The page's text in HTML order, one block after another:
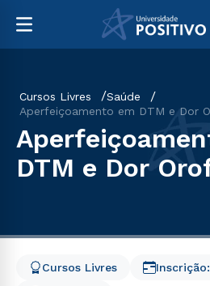
Cursos Livres
Saúde
Aperfeiçoamento em DTM e Dor
DTM e Dor
Cursos Livres
Inscrição: